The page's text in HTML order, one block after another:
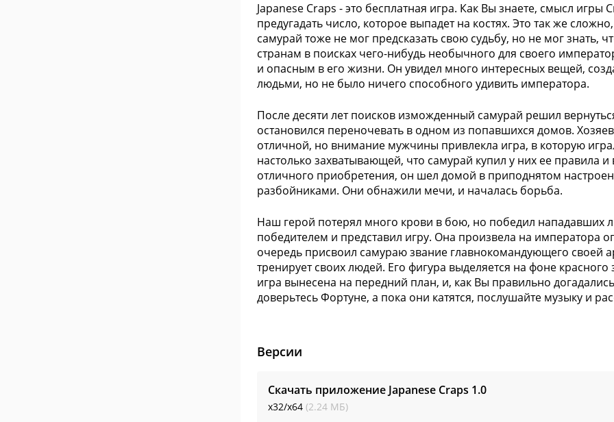
Japanese Craps - это бесплатная игра. Как Вы знаете, смысл игры
предугадать число, которое выпадет на костях. Это так же
самурай тоже не мог предсказать свою судьбу, но не мог знать,
странам в поисках чего-нибудь необычного для своего
и опасным в его жизни. Он увидел много интересных вещей,
людьми, но не было ничего способного удивить императора.
После десяти лет поисков изможденный самурай решил
остановился переночевать в одном из попавшихся домов.
отличной, но внимание мужчины привлекла игра, в которую
настолько захватывающей, что самурай купил у них ее правила
отличного приобретения, он шел домой в приподнятом
разбойниками. Они обнажили мечи, и началась борьба.
Наш герой потерял много крови в бою, но победил нападавших
победителем и представил игру. Она произвела на императора
очередь присвоил самураю звание главнокомандующего своей
тренирует своих людей. Его фигура выделяется на фоне красного
игра вынесена на передний план, и, как Вы правильно
доверьтесь Фортуне, а пока они катятся, послушайте музыку и
Версии
Скачать приложение Japanese Craps 1.0
x32/x64 (2.24 МБ)